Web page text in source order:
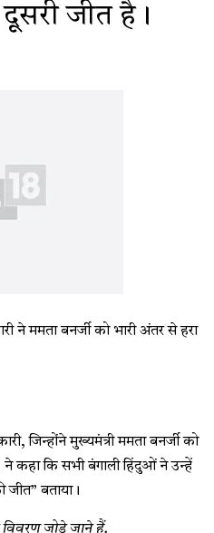
जीत है।
ने ममता बनर्जी को भारी अंतर से हरा
जिन्होंने मुख्यमंत्री ममता बनर्जी को
ने कहा कि सभी बंगाली हिंदुओं ने उन्हें
जीत” बताया।
जोड़े जाने हैं.